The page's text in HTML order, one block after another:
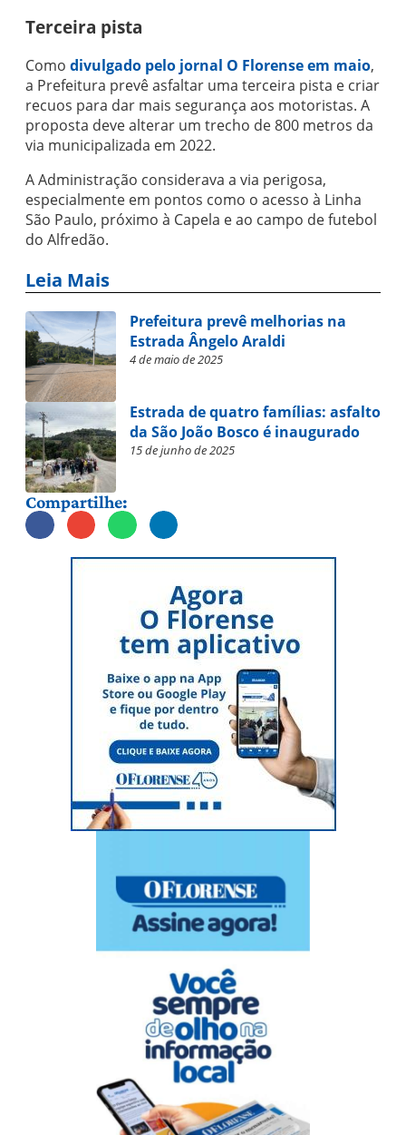
Terceira pista
Como divulgado pelo jornal O Florense em maio,
a Prefeitura prevê asfaltar uma terceira pista e criar
recuos para dar mais segurança aos motoristas. A
proposta deve alterar um trecho de 800 metros da
via municipalizada em 2022.
A Administração considerava a via perigosa,
especialmente em pontos como o acesso à Linha
São Paulo, próximo à Capela e ao campo de futebol
do Alfredão.
Leia Mais
Prefeitura prevê melhorias na
Estrada Ângelo Araldi
4 de maio de 2025
Estrada de quatro famílias: asfalto
da São João Bosco é inaugurado
15 de junho de 2025
Compartilhe: